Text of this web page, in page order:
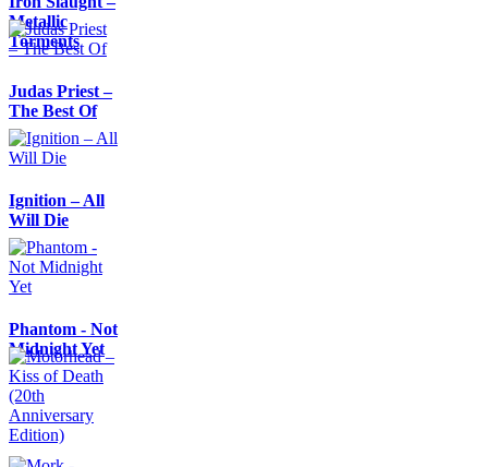
Metallic
Torments
Judas Priest –
The Best Of
Ignition – All
Will Die
Phantom - Not
Midnight Yet